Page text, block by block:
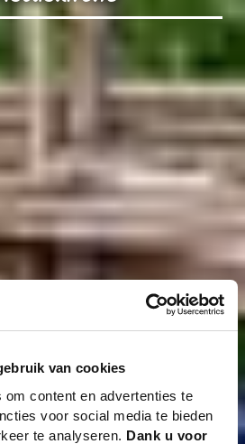
van cookies
om content en advertenties te
voor social media te bieden
te analyseren. Dank u voor